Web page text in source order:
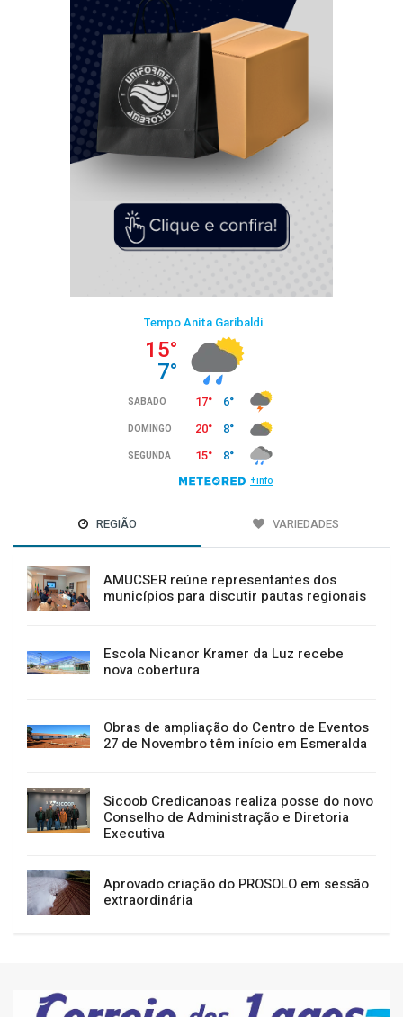
REGIÃO VARIEDADES
AMUCSER reúne representantes dos
municípios para discutir pautas regionais
Escola Nicanor Kramer da Luz recebe
nova cobertura
Obras de ampliação do Centro de Eventos
27 de Novembro têm início em Esmeralda
Sicoob Credicanoas realiza posse do novo
Conselho de Administração e Diretoria
Executiva
Aprovado criação do PROSOLO em sessão
extraordinária